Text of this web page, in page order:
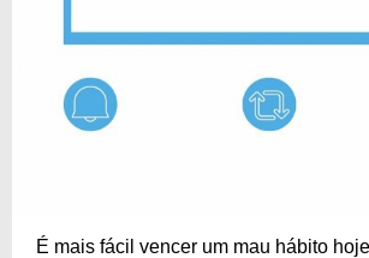
É mais fácil vencer um mau hábito